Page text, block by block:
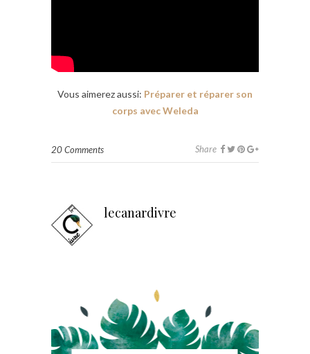
Vous aimerez aussi: Préparer et réparer son
corps avec Weleda
20 Comments Share
lecanardivre